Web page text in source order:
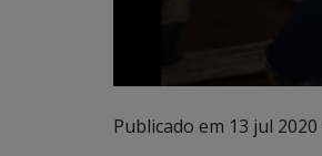
Publicado em 13 jul 2020